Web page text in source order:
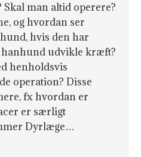
man altid operere?
og hvordan ser
hvis den har
udvikle kræft?
henholdsvis
operation? Disse
fx hvordan er
er særligt
Dyrlæge…